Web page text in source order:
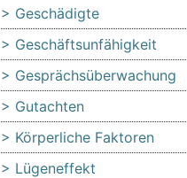
Geschädigte
Geschäftsunfähigkeit
Gesprächsüberwachung
Gutachten
Körperliche Faktoren
Lügeneffekt